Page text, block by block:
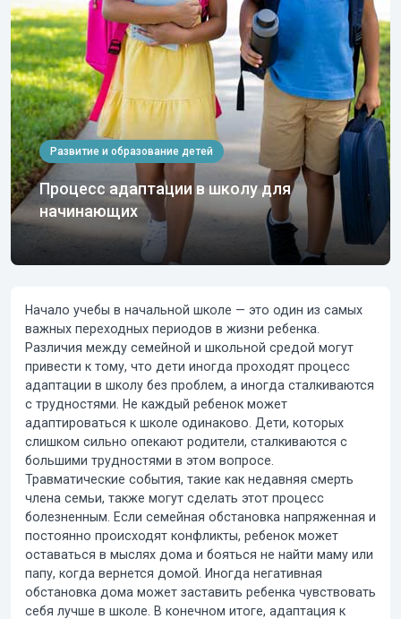
Развитие и образование детей
Процесс адаптации в школу для
начинающих
Начало учебы в начальной школе — это один из самых
важных переходных периодов в жизни ребенка.
Различия между семейной и школьной средой могут
привести к тому, что дети иногда проходят процесс
адаптации в школу без проблем, а иногда сталкиваются
с трудностями. Не каждый ребенок может
адаптироваться к школе одинаково. Дети, которых
слишком сильно опекают родители, сталкиваются с
большими трудностями в этом вопросе.
Травматические события, такие как недавняя смерть
члена семьи, также могут сделать этот процесс
болезненным. Если семейная обстановка напряженная и
постоянно происходят конфликты, ребенок может
оставаться в мыслях дома и бояться не найти маму или
папу, когда вернется домой. Иногда негативная
обстановка дома может заставить ребенка чувствовать
себя лучше в школе. В конечном итоге, адаптация к